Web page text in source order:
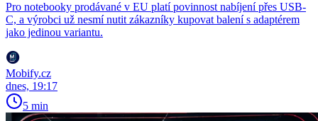
Pro notebooky prodávané v EU platí povinnost nabíjení přes USB-
C, a výrobci už nesmí nutit zákazníky kupovat balení s adaptérem
jako jedinou variantu.
Mobify.cz
dnes, 19:17
5 min